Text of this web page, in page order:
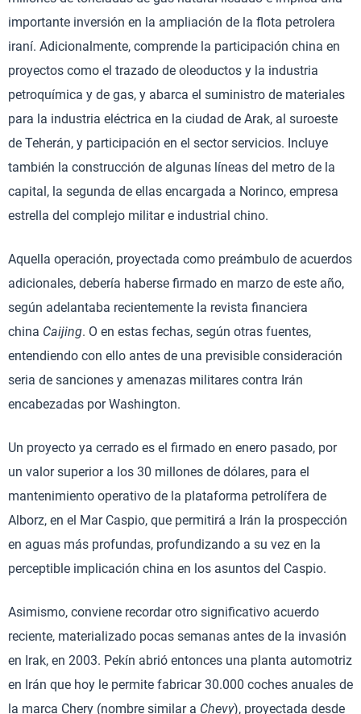
importante inversión en la ampliación de la flota petrolera
iraní. Adicionalmente, comprende la participación china en
proyectos como el trazado de oleoductos y la industria
petroquímica y de gas, y abarca el suministro de materiales
para la industria eléctrica en la ciudad de Arak, al suroeste
de Teherán, y participación en el sector servicios. Incluye
también la construcción de algunas líneas del metro de la
capital, la segunda de ellas encargada a Norinco, empresa
estrella del complejo militar e industrial chino.
Aquella operación, proyectada como preámbulo de acuerdos
adicionales, debería haberse firmado en marzo de este año,
según adelantaba recientemente la revista financiera
china Caijing. O en estas fechas, según otras fuentes,
entendiendo con ello antes de una previsible consideración
seria de sanciones y amenazas militares contra Irán
encabezadas por Washington.
Un proyecto ya cerrado es el firmado en enero pasado, por
un valor superior a los 30 millones de dólares, para el
mantenimiento operativo de la plataforma petrolífera de
Alborz, en el Mar Caspio, que permitirá a Irán la prospección
en aguas más profundas, profundizando a su vez en la
perceptible implicación china en los asuntos del Caspio.
Asimismo, conviene recordar otro significativo acuerdo
reciente, materializado pocas semanas antes de la invasión
en Irak, en 2003. Pekín abrió entonces una planta automotriz
en Irán que hoy le permite fabricar 30.000 coches anuales de
la marca Chery (nombre similar a Chevy), proyectada desde